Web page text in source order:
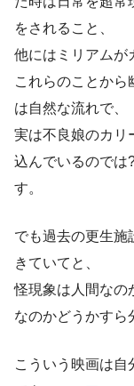
をされること、
他にはミリアムが
これらのことから
は自然な流れで、
実は不良娘のカリ
込んでいるのでは
す。
でも過去の更生施
きていてと、
怪現象は人間なの
なのかどうかすら
こういう映画は自